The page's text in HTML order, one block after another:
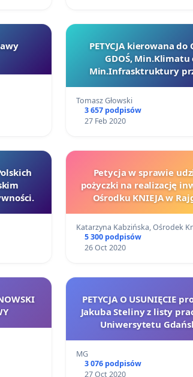
PETYCJA kierowana do
GDOŚ, Min.Klimatu
Min.Infrasktruktury
ekspresowej S10 przez
i najatrakcyjniejsze
Tomasz Głowski
3 657 podpisów
27 Feb 2020
Petycja w sprawie
pożyczki na realizację
Ośrodku KNIEJA w
Katarzyna Kabzińska, Ośrodek
5 300 podpisów
26 Oct 2020
PETYCJA O USUNIĘCIE prof. dr hab.
Jakuba Steliny z listy
Uniwersytetu
MG
3 076 podpisów
27 Oct 2020